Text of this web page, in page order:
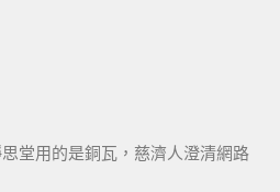
堂用的是銅瓦，慈濟人澄清網路